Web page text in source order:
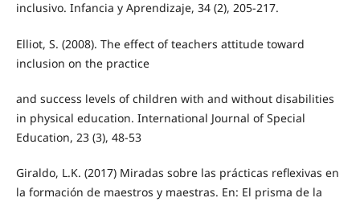
inclusivo. Infancia y Aprendizaje, 34 (2), 205-217.
Elliot, S. (2008). The effect of teachers attitude toward
inclusion on the practice
and success levels of children with and without disabilities
in physical education. International Journal of Special
Education, 23 (3), 48-53
Giraldo, L.K. (2017) Miradas sobre las prácticas reflexivas en
la formación de maestros y maestras. En: El prisma de la